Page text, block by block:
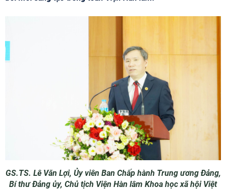
GS.TS. Lê Văn Lợi, Ủy viên Ban Chấp hành Trung ương Đảng,
Bí thư Đảng ủy, Chủ tịch Viện Hàn lâm Khoa học xã hội Việt